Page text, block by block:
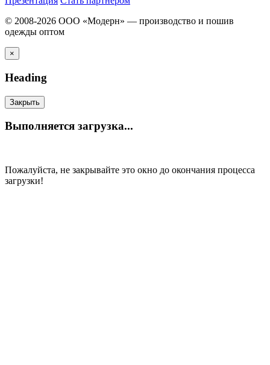
© 2008-2026 ООО «Модерн» — производство и пошив
одежды оптом
×
Heading
Закрыть
Выполняется загрузка...
Пожалуйста, не закрывайте это окно до окончания процесса
загрузки!